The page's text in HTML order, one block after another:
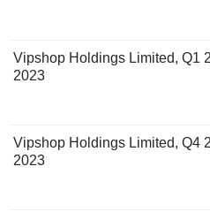
Vipshop Holdings Limited, Q1
2023
Vipshop Holdings Limited, Q4
2023